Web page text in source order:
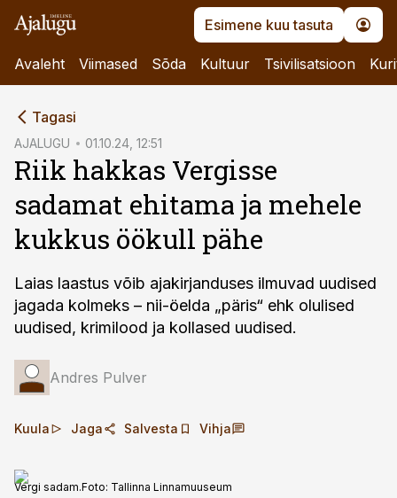
Esimene kuu tasuta
Avaleht Viimased Sõda Kultuur Tsivilisatsioon
Tagasi
AJALUGU 01.10.24, 12:51
Riik hakkas Vergisse
sadamat ehitama ja mehele
kukkus öökull pähe
Laias laastus võib ajakirjanduses ilmuvad uudised
jagada kolmeks – nii-öelda „päris“ ehk olulised
uudised, krimilood ja kollased uudised.
Andres Pulver
Kuula Jaga Salvesta Vihja
Vergi sadam.Foto: Tallinna Linnamuuseum